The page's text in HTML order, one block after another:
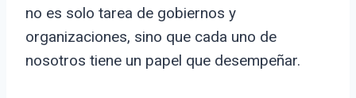
no es solo tarea de gobiernos y
organizaciones, sino que cada uno de
nosotros tiene un papel que desempeñar.